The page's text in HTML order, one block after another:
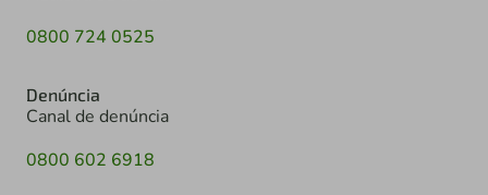
0800 724 0525
Denúncia
Canal de denúncia
0800 602 6918